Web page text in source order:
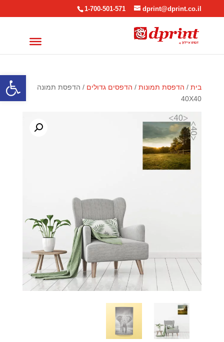
פתח
1-700-501-571 dprint@dprint.co.il
בית/ הדפסת תמונות/ הדפסים גדולים / הדפסת תמונה
40X40